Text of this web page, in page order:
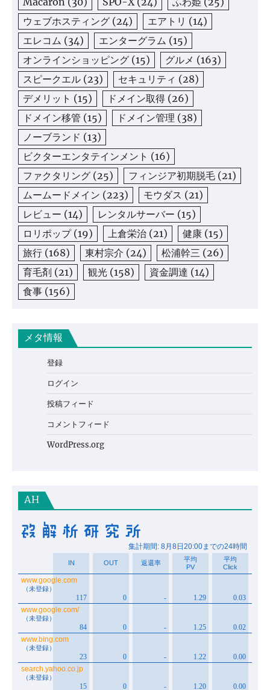
ウェブホスティング (24) エアトリ (14)
エレコム (34) エンターグラム (15)
オンラインショッピング (15) グルメ (163)
スピークエル (23) セキュリティ (28)
デメリット (15) ドメイン取得 (26)
ドメイン移管 (15) ドメイン管理 (38)
ノーブランド (13)
ビクターエンタテインメント (16)
ファクタリング (25) フィンジア初期脱毛 (21)
ムームードメイン (223) モウダス (21)
レビュー (14) レンタルサーバー (15)
ロリポップ(19) 上倉栄治 (21) 健康 (15)
旅行 (168) 東村宗介 (24) 松浦幹三 (26)
育毛剤 (21) 観光 (158) 資金調達 (14)
食事 (156)
メタ情報
登録
ログイン
投稿フィード
コメントフィード
WordPress.org
AH